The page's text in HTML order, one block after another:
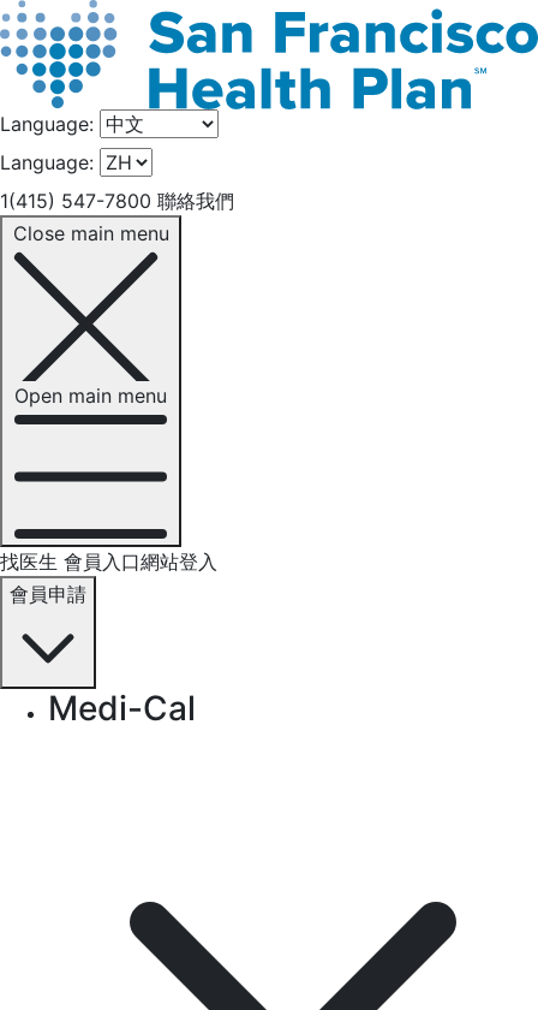
Language:
Language:
1(415) 547-7800 聯絡我們
Close main menu
Open main menu
找医生 會員入口網站登入
會員申請
Medi-Cal